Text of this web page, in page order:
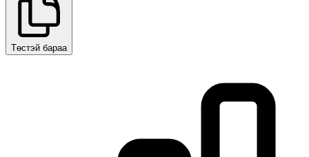
Төстэй бараа